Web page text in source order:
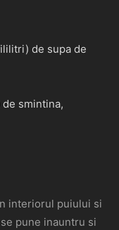
de supa de
smintina,
interiorul puiului si
pune inauntru si